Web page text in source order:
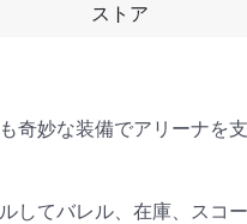
ストア
奇妙な装備でアリーナを
してバレル、在庫、スコ